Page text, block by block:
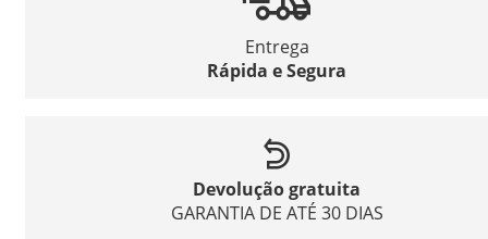
Entrega
Rápida e Segura
Devolução gratuita
GARANTIA DE ATÉ 30 DIAS